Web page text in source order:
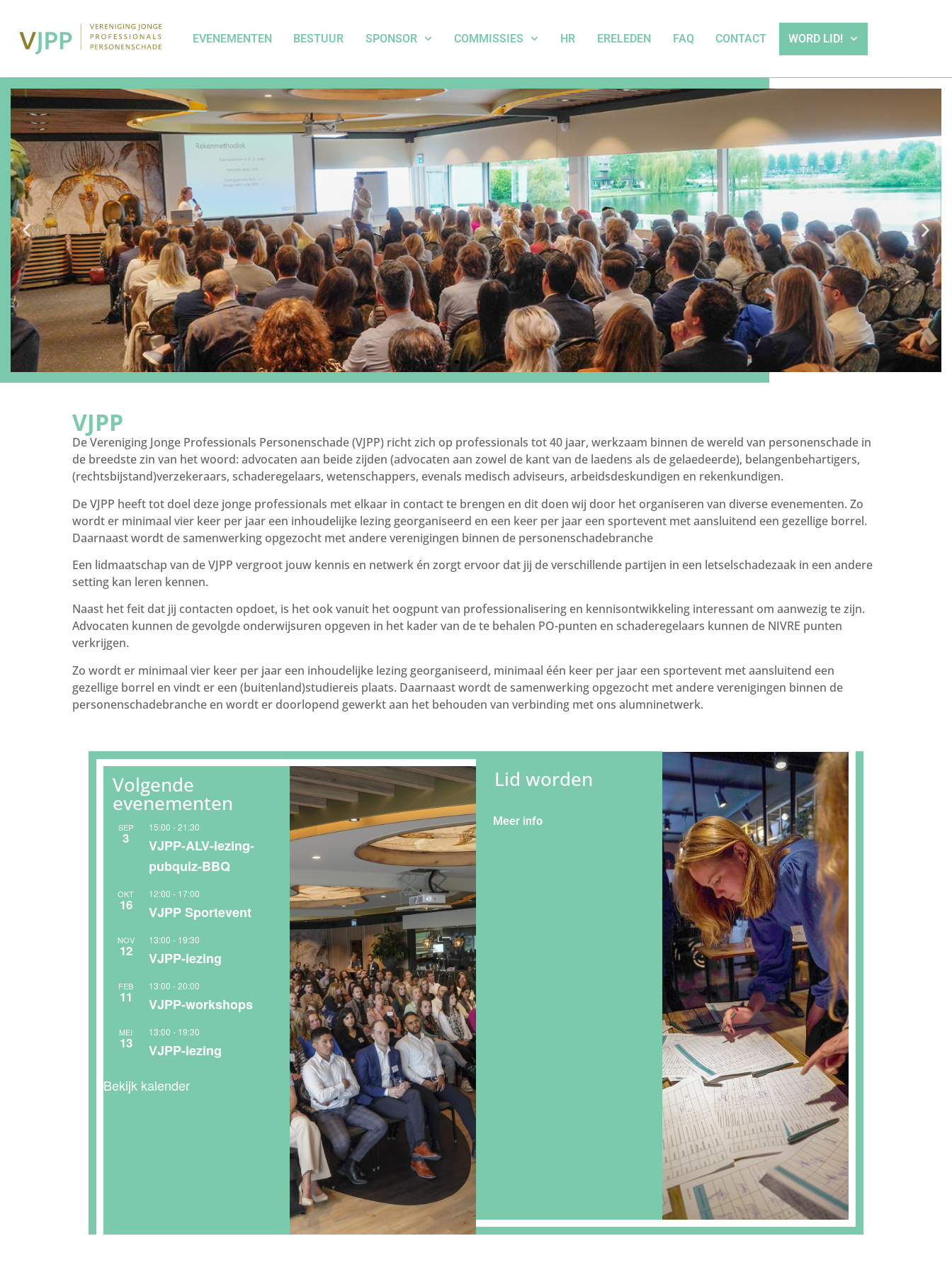
EVENEMENTEN BESTUUR SPONSOR COMMISSIES HR ERELEDEN FAQ CONTACT WORD LID!
VJPP
De Vereniging Jonge Professionals Personenschade (VJPP) richt zich op professionals tot 40 jaar, werkzaam binnen de wereld van personenschade in
de breedste zin van het woord: advocaten aan beide zijden (advocaten aan zowel de kant van de laedens als de gelaedeerde), belangenbehartigers,
(rechtsbijstand)verzekeraars, schaderegelaars, wetenschappers, evenals medisch adviseurs, arbeidsdeskundigen en rekenkundigen.
De VJPP heeft tot doel deze jonge professionals met elkaar in contact te brengen en dit doen wij door het organiseren van diverse evenementen. Zo
wordt er minimaal vier keer per jaar een inhoudelijke lezing georganiseerd en een keer per jaar een sportevent met aansluitend een gezellige borrel.
Daarnaast wordt de samenwerking opgezocht met andere verenigingen binnen de personenschadebranche
Een lidmaatschap van de VJPP vergroot jouw kennis en netwerk én zorgt ervoor dat jij de verschillende partijen in een letselschadezaak in een andere
setting kan leren kennen.
Naast het feit dat jij contacten opdoet, is het ook vanuit het oogpunt van professionalisering en kennisontwikkeling interessant om aanwezig te zijn.
Advocaten kunnen de gevolgde onderwijsuren opgeven in het kader van de te behalen PO-punten en schaderegelaars kunnen de NIVRE punten
verkrijgen.
Zo wordt er minimaal vier keer per jaar een inhoudelijke lezing georganiseerd, minimaal één keer per jaar een sportevent met aansluitend een
gezellige borrel en vindt er een (buitenland)studiereis plaats. Daarnaast wordt de samenwerking opgezocht met andere verenigingen binnen de
personenschadebranche en wordt er doorlopend gewerkt aan het behouden van verbinding met ons alumninetwerk.
Volgende
evenementen
SEP
3
15:00 -21:30
VJPP-ALV-lezing-
pubquiz-BBQ
OKT
16
12:00 - 17:00
VJPP Sportevent
NOV
12
13:00 - 19:30
VJPP-lezing
FEB
11
13:00 -20:00
VJPP-workshops
MEI
13
13:00 - 19:30
VJPP-lezing
Bekijk kalender
Lid worden
Meer info